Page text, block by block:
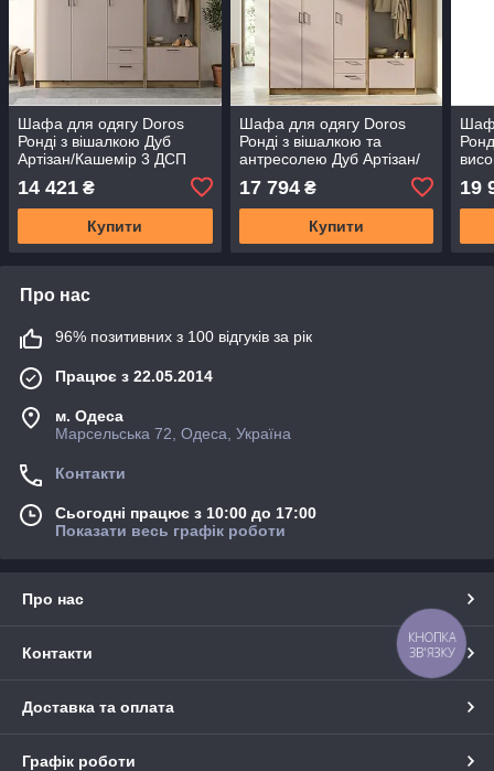
Шафа для одягу Doros
Ронді з вішалкою Дуб
Артізан/Кашемір 3 ДСП
(DRS-012133)
14 421 ₴
Купити
Шафа для одягу Doros
Ронді з вішалкою та
антресолею Дуб Артізан/
181х52х236 (42005284)
(DRS-012136)
17 794₴
Купити
19
Про нас
96% позитивних з 100 відгуків за рік
Працює з 22.05.2014
м. Одеса
Марсельська 72, Одеса, Україна
Контакти
Сьогодні працює з 10:00 до 17:00
Показати весь графік роботи
Про нас
Контакти
Доставка та оплата
Графік роботи
КНОПКА
ЗВ'ЯЗКУ